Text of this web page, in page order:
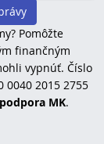
Pomôžte
finančným
vypnúť. Číslo
0040 2015 2755
podpora MK.